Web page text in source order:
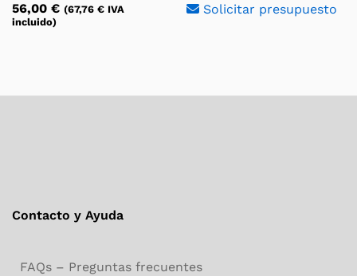
56,00 € (67,76 € IVA
incluido)
Solicitar presupuesto
Contacto y Ayuda
FAQs – Preguntas frecuentes